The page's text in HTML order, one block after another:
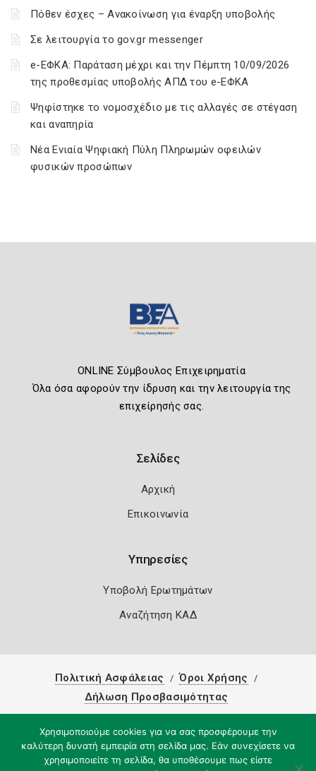
Πόθεν έσχες – Ανακοίνωση για έναρξη υποβολής
Σε λειτουργία το gov.gr messenger
e-ΕΦΚΑ: Παράταση μέχρι και την Πέμπτη 10/09/2026
της προθεσμίας υποβολής ΑΠΔ του e-ΕΦΚΑ
Ψηφίστηκε το νομοσχέδιο με τις αλλαγές σε στέγαση
και αναπηρία
Νέα Ενιαία Ψηφιακή Πύλη Πληρωμών οφειλών
φυσικών προσώπων
ONLINE Σύμβουλος Επιχειρηματία
Όλα όσα αφορούν την ίδρυση και την λειτουργία της
επιχείρησής σας.
Σελίδες
Αρχική
Επικοινωνία
Υπηρεσίες
Υποβολή Ερωτημάτων
Αναζήτηση ΚΑΔ
Πολιτική Ασφάλειας
Όροι Χρήσης
Δήλωση Προσβασιμότητας
Χρησιμοποιούμε cookies για να σας προσφέρουμε την
καλύτερη δυνατή εμπειρία στη σελίδα μας. Εάν συνεχίσετε να
χρησιμοποιείτε τη σελίδα, θα υποθέσουμε πως είστε